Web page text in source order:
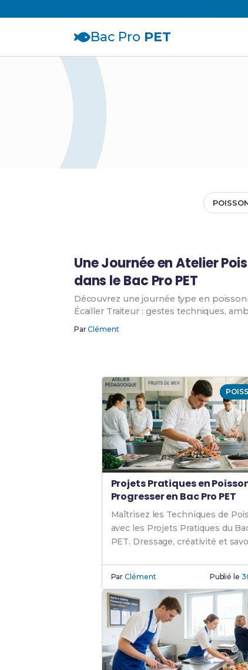
Bac Pro PET
Une Journée en Atelier
dans le Bac Pro PET
Découvrez une journée type en
Écailler Traiteur : gestes techniques,
ParClément
Projets Pratiques en
Progresser en Bac Pro PET
Maîtrisez les Techniques de
avec les Projets Pratiques du
PET. Dressage, créativité et
ParClément Publié le